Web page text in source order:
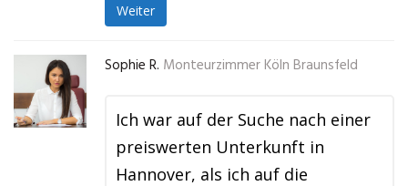
Weiter
Sophie R. Monteurzimmer Köln Braunsfeld
Ich war auf der Suche nach einer
preiswerten Unterkunft in
Hannover, als ich auf die